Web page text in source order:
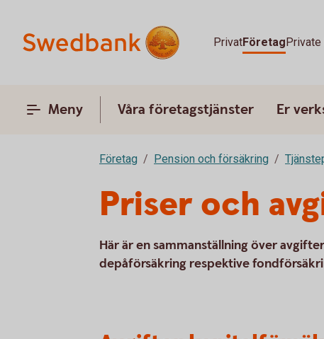
PrivatFöretagPrivate
Meny Våra företagstjänster Er
Företag Pension och försäkring
Priser och
Här är en sammanställning över
depåförsäkring respektive